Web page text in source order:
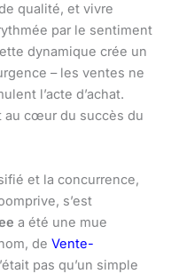
qualité, et vivre
par le sentiment
dynamique crée un
– les ventes ne
l’acte d’achat.
au cœur du succès du
et la concurrence,
s’est
a été une mue
de Vente-
pas qu’un simple